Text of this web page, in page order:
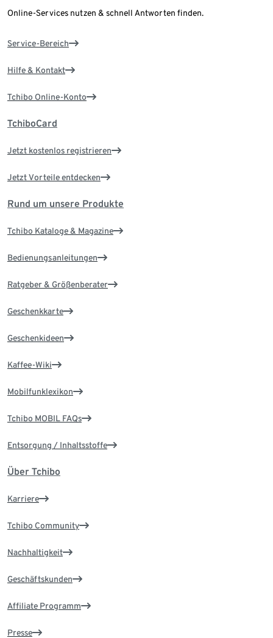
Online-Services nutzen & schnell Antworten finden.
Service-Bereich
Hilfe & Kontakt
Tchibo Online-Konto
TchiboCard
Jetzt kostenlos registrieren
Jetzt Vorteile entdecken
Rund um unsere Produkte
Tchibo Kataloge & Magazine
Bedienungsanleitungen
Ratgeber & Größenberater
Geschenkkarte
Geschenkideen
Kaffee-Wiki
Mobilfunklexikon
Tchibo MOBIL FAQs
Entsorgung / Inhaltsstoffe
Über Tchibo
Karriere
Tchibo Community
Nachhaltigkeit
Geschäftskunden
Affiliate Programm
Presse